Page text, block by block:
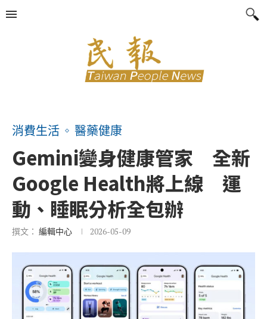
消費生活 醫藥健康
Gemini變身健康管家 全新
Google Health將上線 運
動、睡眠分析全包辦
撰文： 編輯中心 2026-05-09